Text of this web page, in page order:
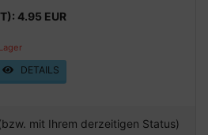
4.95 EUR
DETAILS
mit Ihrem derzeitigen Status)